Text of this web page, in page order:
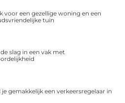
voor een gezellige woning en een
tuin
slag in een vak met
je gemakkelijk een verkeersregelaar in